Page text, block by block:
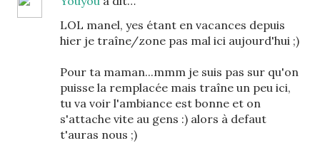
LOL manel, yes étant en vacances depuis
hier je traîne/zone pas mal ici aujourd'hui ;)
Pour ta maman...mmm je suis pas sur qu'on
puisse la remplacée mais traîne un peu ici,
tu va voir l'ambiance est bonne et on
s'attache vite au gens :) alors à defaut
t'auras nous ;)